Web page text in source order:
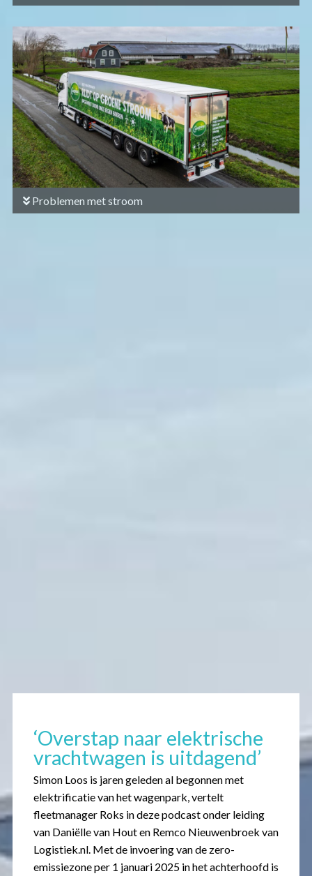
Problemen met stroom
‘Overstap naar elektrische
vrachtwagen is uitdagend’
Simon Loos is jaren geleden al begonnen met
elektrificatie van het wagenpark, vertelt
fleetmanager Roks in deze podcast onder leiding
van Daniëlle van Hout en Remco Nieuwenbroek van
Logistiek.nl. Met de invoering van de zero-
emissiezone per 1 januari 2025 in het achterhoofd is